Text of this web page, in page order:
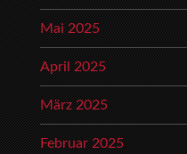
Mai 2025
April 2025
März 2025
Februar 2025